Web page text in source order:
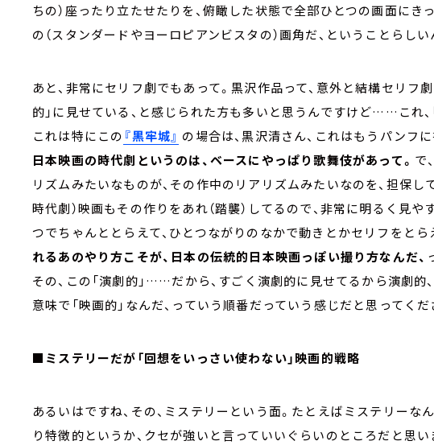
ちの）座ったり立たせたりを、俯瞰した状態で全部ひとつの画面にき
の（スタンダードやヨーロピアンビスタの）画角だ、ということらし
あと、非常にセリフ劇でもあって。黒沢作品って、意外と結構セリフ
的」に見せている、と感じられた方も多いと思うんですけど……これ、
これは特にこの 『黒牢城』 の場合は、黒沢清さん、これはもうパンフ
日本映画の時代劇というのは、ベースにやっぱり歌舞伎があって。 で
リズムみたいなものが、その作中のリアリズムみたいなのを、担保し
時代劇）映画もその作りをあれ（踏襲）してるので、非常に明るく見や
つでちゃんととらえて、ひとつながりのなかで動きとかセリフをとら
れるあのやり方こそが、日本の伝統的日本映画っぽい撮り方なんだ、
その、この「演劇的」……だから、すごく演劇的に見せてるから演劇的
意味で「映画的」なんだ、っていう順番だっていう感じだと思ってくだ
■ミステリーだが「回想をいっさい使わない」映画的戦略
あるいはですね、その、ミステリーという面。たとえばミステリーな
り特徴的というか、クセが強いと言っていいぐらいのところだと思い